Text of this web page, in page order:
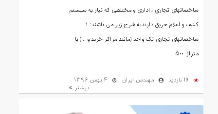
ﺳﺎﺧﺘﻤﺎﻧﻬﺎي ﺗﺠﺎري ، اداري و ﻣﺨﺘﻠﻄﯽ ﮐﻪ ﻧﯿﺎز ﺑﻪ ﺳﯿﺴﺘﻢ
ﮐﺸﻒ و اﻋﻼم ﺣﺮﯾﻖ دارﻧﺪبه شرح زیر می باشند: 1-
ﺳﺎﺧﺘﻤﺎﻧﮭﺎی ﺗﺠﺎری ﺗﮏ واﺣﺪ (ﻣﺎﻧﻨﺪ ﻣﺮاﮐﺮ ﺧﺮﯾﺪ و ...) ﺑﺎ
ﻣﺘﺮاژ ۵٠٠ ...
19 بازدید مهندس ایران ۴ بهمن ۱۳۹۶
بیشتر